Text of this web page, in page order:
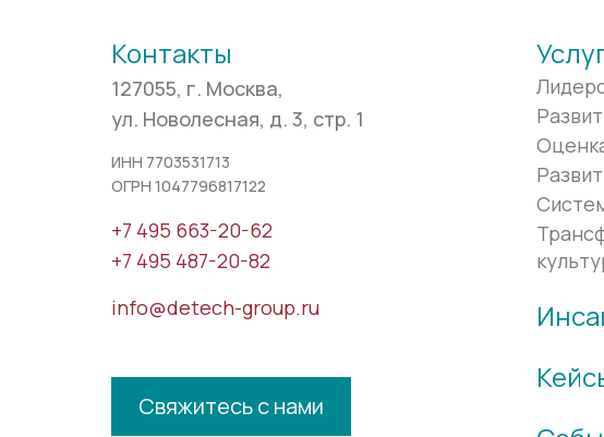
Контакты
127055, г. Москва,
ул. Новолесная, д. 3, стр. 1
ИНН 7703531713
ОГРН 1047796817122
+7 495 663-20-62
+7 495 487-20-82
info@detech-group.ru
Свяжитесь с нами